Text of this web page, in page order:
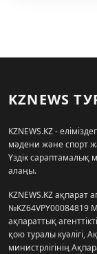
KZNEWS
KZNEWS.KZ -
мәдени және спорт
Үздік
алаңы.
KZNEWS.KZ ақпарат
№KZ64VPY00084819
ақпараттық
қою туралы куәлігі,
министрлігінің